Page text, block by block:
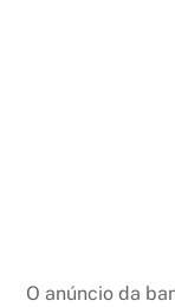
O anúncio da